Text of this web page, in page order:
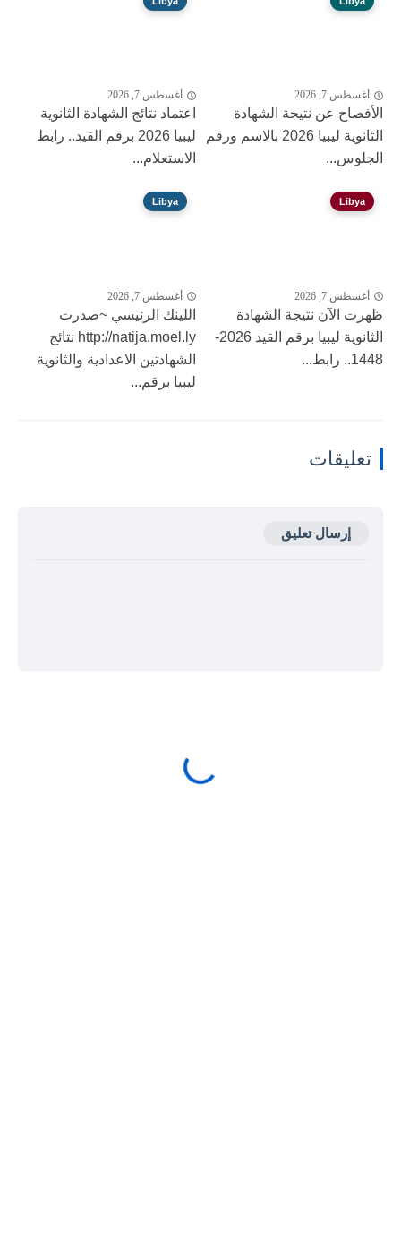
أغسطس 7, 2026
الأفصاح عن نتيجة الشهادة
الثانوية ليبيا 2026 بالاسم ورقم
الجلوس...
أغسطس 7, 2026
اعتماد نتائج الشهادة الثانوية
ليبيا 2026 برقم القيد.. رابط
الاستعلام...
Libya
أغسطس 7, 2026
ظهرت الآن نتيجة الشهادة
الثانوية ليبيا برقم القيد 2026-
1448.. رابط...
Libya
أغسطس 7, 2026
اللينك الرئيسي ~صدرت
http://natija.moel.ly نتائج
الشهادتين الاعدادية والثانوية
ليبيا برقم...
تعليقات
إرسال تعليق